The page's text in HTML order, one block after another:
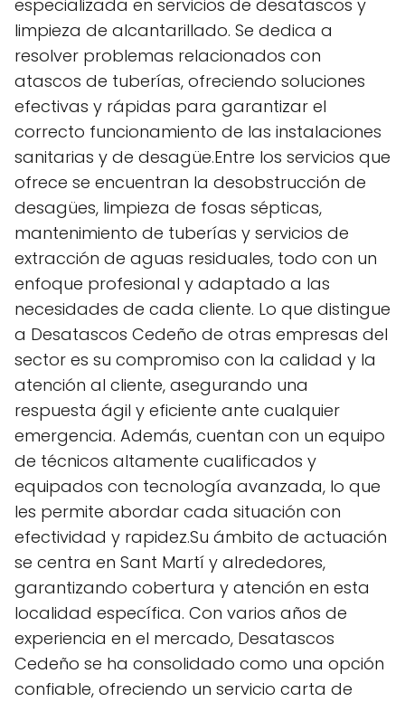
especializada en servicios de desatascos y
limpieza de alcantarillado. Se dedica a
resolver problemas relacionados con
atascos de tuberías, ofreciendo soluciones
efectivas y rápidas para garantizar el
correcto funcionamiento de las instalaciones
sanitarias y de desagüe.Entre los servicios que
ofrece se encuentran la desobstrucción de
desagües, limpieza de fosas sépticas,
mantenimiento de tuberías y servicios de
extracción de aguas residuales, todo con un
enfoque profesional y adaptado a las
necesidades de cada cliente. Lo que distingue
a Desatascos Cedeño de otras empresas del
sector es su compromiso con la calidad y la
atención al cliente, asegurando una
respuesta ágil y eficiente ante cualquier
emergencia. Además, cuentan con un equipo
de técnicos altamente cualificados y
equipados con tecnología avanzada, lo que
les permite abordar cada situación con
efectividad y rapidez.Su ámbito de actuación
se centra en Sant Martí y alrededores,
garantizando cobertura y atención en esta
localidad específica. Con varios años de
experiencia en el mercado, Desatascos
Cedeño se ha consolidado como una opción
confiable, ofreciendo un servicio carta de